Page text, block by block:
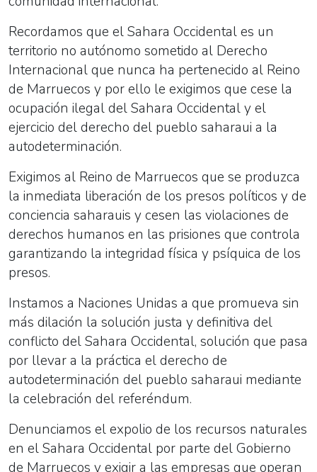
Recordamos que el Sahara Occidental es un
territorio no autónomo sometido al Derecho
Internacional que nunca ha pertenecido al Reino
de Marruecos y por ello le exigimos que cese la
ocupación ilegal del Sahara Occidental y el
ejercicio del derecho del pueblo saharaui a la
autodeterminación.
Exigimos al Reino de Marruecos que se produzca
la inmediata liberación de los presos políticos y de
conciencia saharauis y cesen las violaciones de
derechos humanos en las prisiones que controla
garantizando la integridad física y psíquica de los
presos.
Instamos a Naciones Unidas a que promueva sin
más dilación la solución justa y definitiva del
conflicto del Sahara Occidental, solución que pasa
por llevar a la práctica el derecho de
autodeterminación del pueblo saharaui mediante
la celebración del referéndum.
Denunciamos el expolio de los recursos naturales
en el Sahara Occidental por parte del Gobierno
de Marruecos y exigir a las empresas que operan